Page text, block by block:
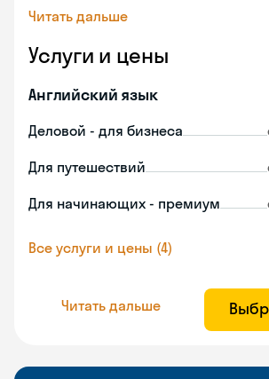
Читать дальше
Услуги и цены
Английский язык
Деловой - для бизнеса
Для путешествий
Для начинающих - премиум
Все услуги и цены (4)
Читать дальше